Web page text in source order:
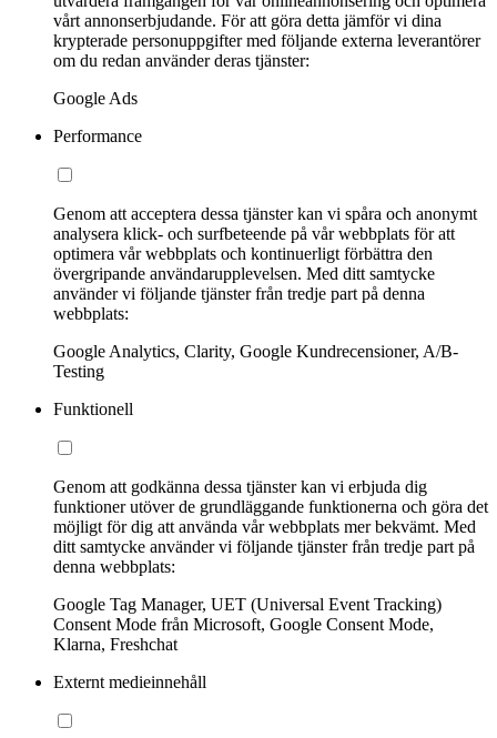
vårt annonserbjudande. För att göra detta jämför vi dina
krypterade personuppgifter med följande externa leverantörer
om du redan använder deras tjänster:
Google Ads
Performance
Genom att acceptera dessa tjänster kan vi spåra och anonymt
analysera klick- och surfbeteende på vår webbplats för att
optimera vår webbplats och kontinuerligt förbättra den
övergripande användarupplevelsen. Med ditt samtycke
använder vi följande tjänster från tredje part på denna
webbplats:
Google Analytics, Clarity, Google Kundrecensioner, A/B-
Testing
Funktionell
Genom att godkänna dessa tjänster kan vi erbjuda dig
funktioner utöver de grundläggande funktionerna och göra det
möjligt för dig att använda vår webbplats mer bekvämt. Med
ditt samtycke använder vi följande tjänster från tredje part på
denna webbplats:
Google Tag Manager, UET (Universal Event Tracking)
Consent Mode från Microsoft, Google Consent Mode,
Klarna, Freshchat
Externt medieinnehåll